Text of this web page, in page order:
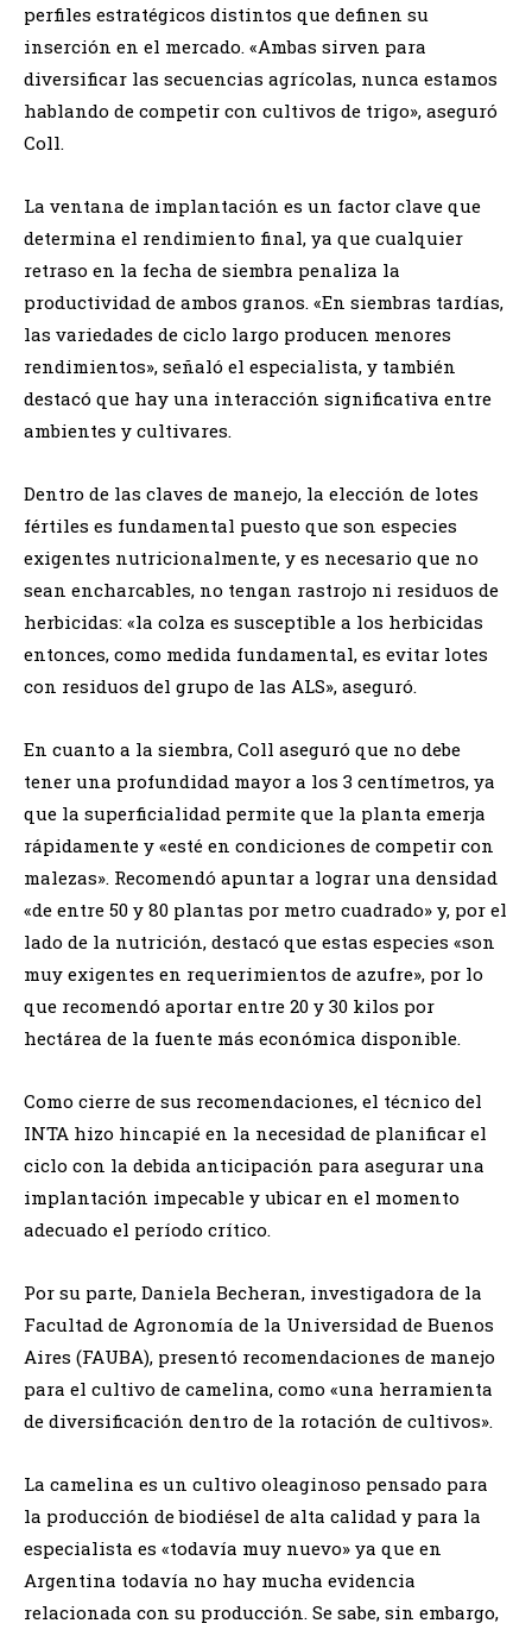
perfiles estratégicos distintos que definen su
inserción en el mercado. «Ambas sirven para
diversificar las secuencias agrícolas, nunca estamos
hablando de competir con cultivos de trigo», aseguró
Coll.
La ventana de implantación es un factor clave que
determina el rendimiento final, ya que cualquier
retraso en la fecha de siembra penaliza la
productividad de ambos granos. «En siembras tardías,
las variedades de ciclo largo producen menores
rendimientos», señaló el especialista, y también
destacó que hay una interacción significativa entre
ambientes y cultivares.
Dentro de las claves de manejo, la elección de lotes
fértiles es fundamental puesto que son especies
exigentes nutricionalmente, y es necesario que no
sean encharcables, no tengan rastrojo ni residuos de
herbicidas: «la colza es susceptible a los herbicidas
entonces, como medida fundamental, es evitar lotes
con residuos del grupo de las ALS», aseguró.
En cuanto a la siembra, Coll aseguró que no debe
tener una profundidad mayor a los 3 centímetros, ya
que la superficialidad permite que la planta emerja
rápidamente y «esté en condiciones de competir con
malezas». Recomendó apuntar a lograr una densidad
«de entre 50 y 80 plantas por metro cuadrado» y, por el
lado de la nutrición, destacó que estas especies «son
muy exigentes en requerimientos de azufre», por lo
que recomendó aportar entre 20 y 30 kilos por
hectárea de la fuente más económica disponible.
Como cierre de sus recomendaciones, el técnico del
INTA hizo hincapié en la necesidad de planificar el
ciclo con la debida anticipación para asegurar una
implantación impecable y ubicar en el momento
adecuado el período crítico.
Por su parte, Daniela Becheran, investigadora de la
Facultad de Agronomía de la Universidad de Buenos
Aires (FAUBA), presentó recomendaciones de manejo
para el cultivo de camelina, como «una herramienta
de diversificación dentro de la rotación de cultivos».
La camelina es un cultivo oleaginoso pensado para
la producción de biodiésel de alta calidad y para la
especialista es «todavía muy nuevo» ya que en
Argentina todavía no hay mucha evidencia
relacionada con su producción. Se sabe, sin embargo,